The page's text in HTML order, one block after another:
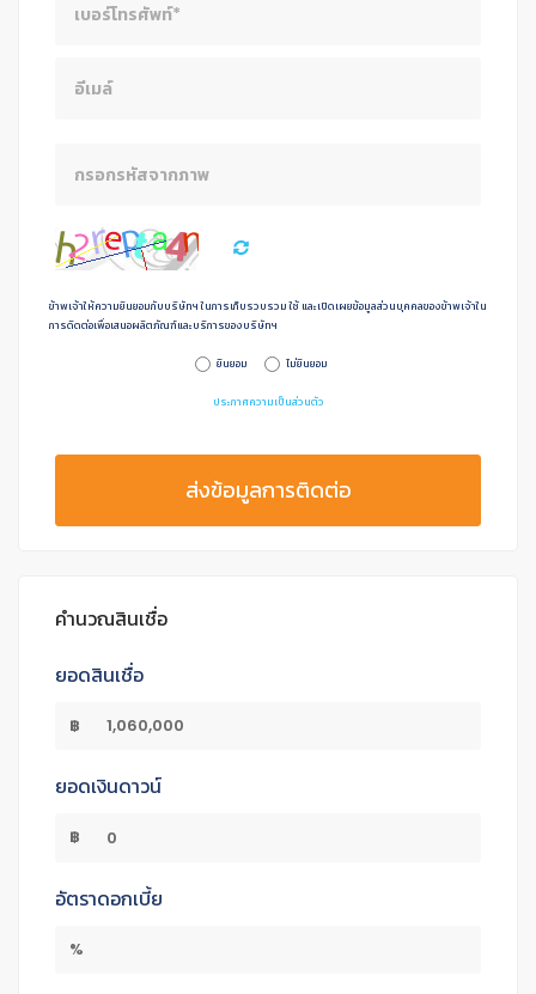
ข้าพเจ้าให้ความยินยอมกับบริษัทฯ ในการเก็บรวบรวม ใช้ และเปิดเผยข้อมูลส่วนบุคคลของข้าพเจ้าใน
การดิดต่อเพื่อเสนอผลิตภัณฑ์และบริการของบริษัทฯ
ยินยอม ไม่ยินยอม
ประกาศความเป็นส่วนตัว
ส่งข้อมูลการติดต่อ
คำนวณสินเชื่อ
ยอดสินเชื่อ
฿
ยอดเงินดาวน์
฿
อัตราดอกเบี้ย
%